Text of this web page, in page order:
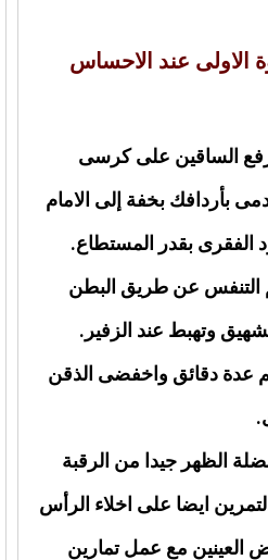
الاولى عند الاحساس
الساقين على كرسى
بأردافك بخفة إلى الامام
بقدر المستطاع.
التنفس عن طريق البطن
وتهبط عند الزفير.
دقائق واخفضى الذقن
الظهر جيدا من الرقبة
ايضا على اخلاء الرأس
العينين مع عمل تمارين